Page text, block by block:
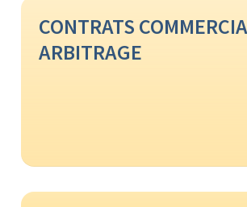
CONTRATS
ARBITRAGE